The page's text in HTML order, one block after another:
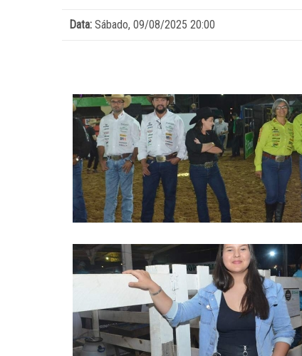
Data: Sábado, 09/08/2025 20:00